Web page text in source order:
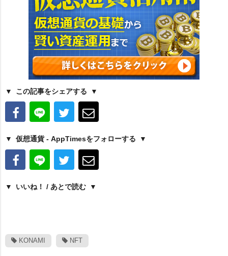
この記事をシェアする
仮想通貨 - AppTimesをフォローする
いいね！ / あとで読む
KONAMI NFT